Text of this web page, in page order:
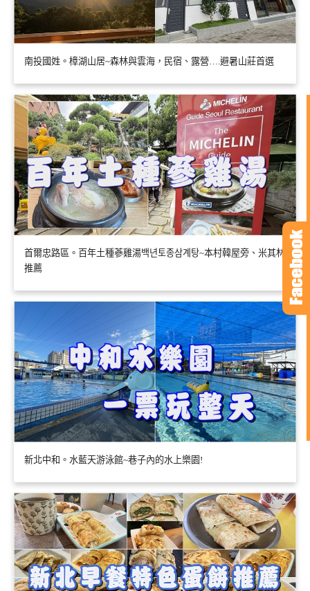
南投國姓。樟湖山居~森林與雲海，民宿、露營….避暑山莊首選
首爾忠路區。百年土種蔘雞湯백년토종삼계탕~本村韓屋旁、米其林
推薦
新北中和。水藍天游泳館~巷子內的水上樂園!